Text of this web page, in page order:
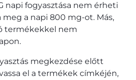
napi fogyasztása nem érheti
a napi 800 mg-ot. Más,
termékekkel nem
megkezdése előtt
el a termékek címkéjén,